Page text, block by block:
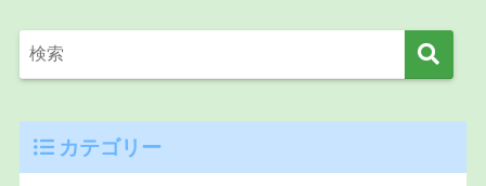
カテゴリー